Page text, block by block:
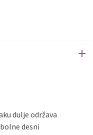
dulje održava
desni